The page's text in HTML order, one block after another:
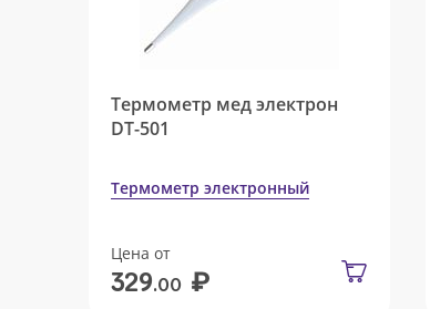
Термометр мед электрон
DT-501
Термометр электронный
Цена от
329.00 ₽